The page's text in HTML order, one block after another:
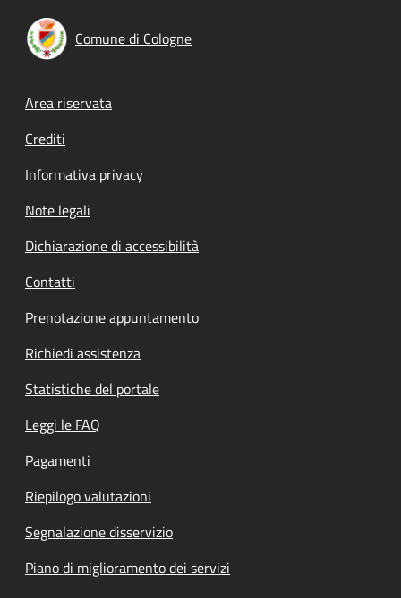
Comune di Cologne
Footer menu
Area riservata
Crediti
Informativa privacy
Note legali
Dichiarazione di accessibilità
Contatti
Prenotazione appuntamento
Richiedi assistenza
Statistiche del portale
Leggi le FAQ
Pagamenti
Riepilogo valutazioni
Segnalazione disservizio
Piano di miglioramento dei servizi